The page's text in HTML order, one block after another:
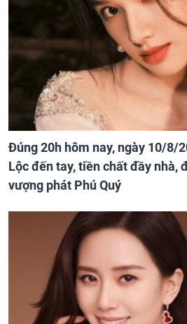
Đúng 20h hôm nay, ngày 10/8/
Lộc đến tay, tiền chất đầy nhà,
vượng phát Phú Quý